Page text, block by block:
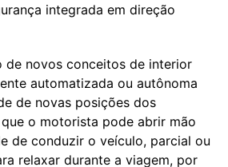
integrada em direção
de novos conceitos de interior
automatizada ou autônoma
de novas posições dos
o motorista pode abrir mão
de conduzir o veículo, parcial ou
relaxar durante a viagem, por